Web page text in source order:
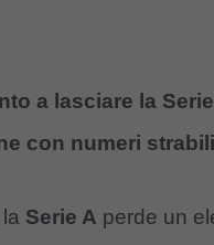
a lasciare la
con numeri
Serie A perde un